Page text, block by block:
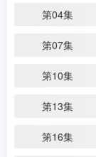
第04集
第07集
第10集
第13集
第16集